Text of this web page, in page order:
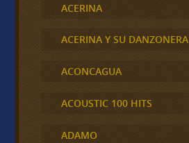
ACERINA
ACERINA Y SU DANZONERA
ACONCAGUA
ACOUSTIC 100 HITS
ADAMO